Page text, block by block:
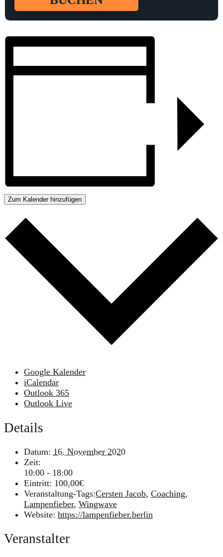
Zum Kalender hinzufügen
Google Kalender
iCalendar
Outlook 365
Outlook Live
Details
Datum: 16. November 2020
Zeit:
10:00 - 18:00
Eintritt: 100,00€
Veranstaltung-Tags:Cersten Jacob, Coaching,
Lampenfieber, Wingwave
Website: https://lampenfieber.berlin
Veranstalter